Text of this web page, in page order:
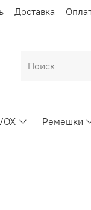
Доставка
Ремешки